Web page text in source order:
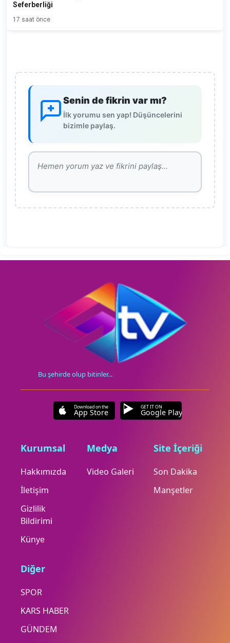
Seferberliği
17 saat önce
Senin de fikrin var mı?
İlk yorumu sen yap! Düşüncelerini
bizimle paylaş.
Bu şehirde olup bitinler...
Download on the
App Store
GET IT ON
Google Play
Kurumsal
Hakkımızda
İletişim
Gizlilik
Bildirimi
Künye
Medya
Video Galeri
Site İçeriği
Son Dakika
Manşetler
Diğer
SPOR
KARS HABER
GÜNDEM